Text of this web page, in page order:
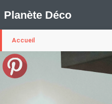
Planète Déco
🛍︎ Shop Planète Déco
Accueil